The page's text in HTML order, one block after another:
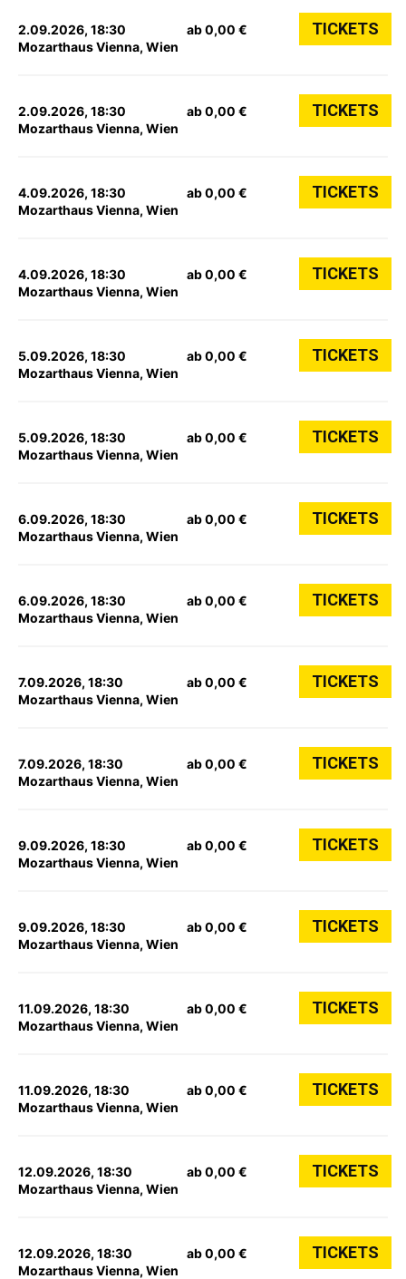
2.09.2026, 18:30
Mozarthaus Vienna, Wien
ab 0,00 € TICKETS
2.09.2026, 18:30
Mozarthaus Vienna, Wien
ab 0,00 € TICKETS
4.09.2026, 18:30
Mozarthaus Vienna, Wien
ab 0,00 € TICKETS
4.09.2026, 18:30
Mozarthaus Vienna, Wien
ab 0,00 € TICKETS
5.09.2026, 18:30
Mozarthaus Vienna, Wien
ab 0,00 € TICKETS
5.09.2026, 18:30
Mozarthaus Vienna, Wien
ab 0,00 € TICKETS
6.09.2026, 18:30
Mozarthaus Vienna, Wien
ab 0,00 € TICKETS
6.09.2026, 18:30
Mozarthaus Vienna, Wien
ab 0,00 € TICKETS
7.09.2026, 18:30
Mozarthaus Vienna, Wien
ab 0,00 € TICKETS
7.09.2026, 18:30
Mozarthaus Vienna, Wien
ab 0,00 € TICKETS
9.09.2026, 18:30
Mozarthaus Vienna, Wien
ab 0,00 € TICKETS
9.09.2026, 18:30
Mozarthaus Vienna, Wien
ab 0,00 € TICKETS
11.09.2026, 18:30
Mozarthaus Vienna, Wien
ab 0,00 € TICKETS
11.09.2026, 18:30
Mozarthaus Vienna, Wien
ab 0,00 € TICKETS
12.09.2026, 18:30
Mozarthaus Vienna, Wien
ab 0,00 € TICKETS
12.09.2026, 18:30
Mozarthaus Vienna, Wien
ab 0,00 € TICKETS